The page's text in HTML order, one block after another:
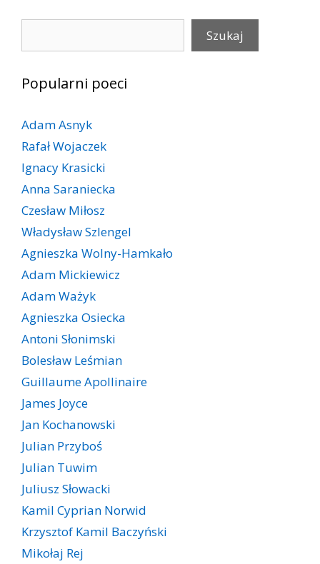
Szukaj
Popularni poeci
Adam Asnyk
Rafał Wojaczek
Ignacy Krasicki
Anna Saraniecka
Czesław Miłosz
Władysław Szlengel
Agnieszka Wolny-Hamkało
Adam Mickiewicz
Adam Ważyk
Agnieszka Osiecka
Antoni Słonimski
Bolesław Leśmian
Guillaume Apollinaire
James Joyce
Jan Kochanowski
Julian Przyboś
Julian Tuwim
Juliusz Słowacki
Kamil Cyprian Norwid
Krzysztof Kamil Baczyński
Mikołaj Rej